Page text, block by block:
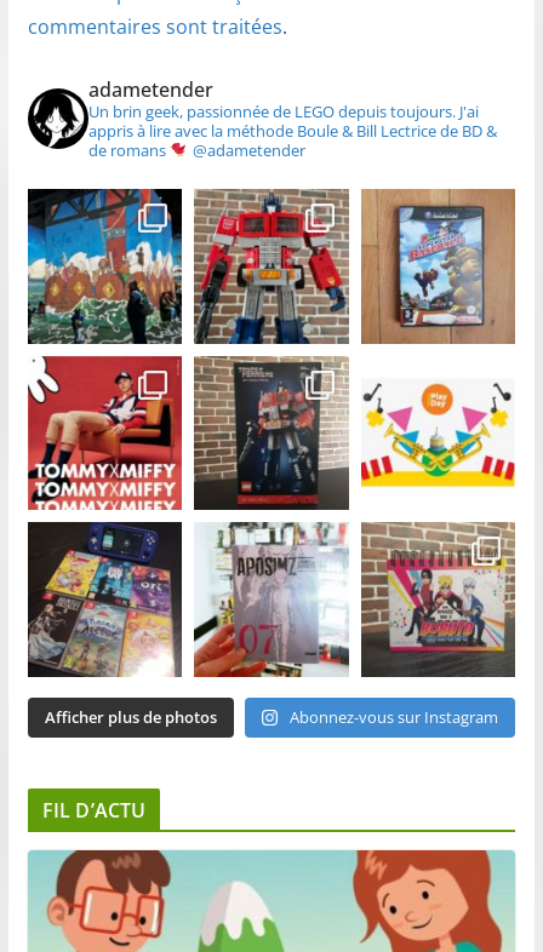
commentaires sont traitées.
adametender
Un brin geek, passionnée de LEGO depuis toujours.J'ai
appris à lire avec la méthode Boule & Bill Lectrice de BD &
de romans
@adametender
Afficher plus de photos Abonnez-vous sur Instagram
FIL D’ACTU